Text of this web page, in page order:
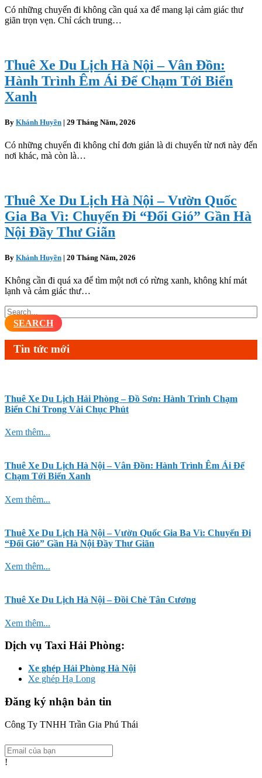
Có những chuyến đi không cần quá xa để mang lại cảm giác thư
giãn trọn vẹn. Chỉ cách trung…
Thuê Xe Du Lịch Hà Nội – Vân Đồn:
Hành Trình Êm Ái Để Chạm Tới Biển
Xanh
By Khánh Huyền | 29 Tháng Năm, 2026
Có những chuyến đi không chỉ đơn giản là di chuyển từ nơi này đến
nơi khác, mà còn là…
Thuê Xe Du Lịch Hà Nội – Vườn Quốc
Gia Ba Vì: Chuyến Đi “Đổi Gió” Gần Hà
Nội Đầy Thư Giãn
By Khánh Huyền | 20 Tháng Năm, 2026
Không cần đi quá xa để tìm một nơi có rừng xanh, không khí mát
lạnh và cảm giác thư…
SEARCH
Tin tức mới
Thuê Xe Du Lịch Hải Phòng – Đồ Sơn: Hành Trình Chạm
Biển Chỉ Trong Vài Chục Phút
Xem thêm...
Thuê Xe Du Lịch Hà Nội – Vân Đồn: Hành Trình Êm Ái Để
Chạm Tới Biển Xanh
Xem thêm...
Thuê Xe Du Lịch Hà Nội – Vườn Quốc Gia Ba Vì: Chuyến Đi
“Đổi Gió” Gần Hà Nội Đầy Thư Giãn
Xem thêm...
Thuê Xe Du Lịch Hà Nội – Đồi Chè Tân Cương
Xem thêm...
Dịch vụ Taxi Hải Phòng:
Xe ghép Hải Phòng Hà Nội
Xe ghép Hạ Long
Đăng ký nhận bản tin
Công Ty TNHH Trần Gia Phú Thái
!